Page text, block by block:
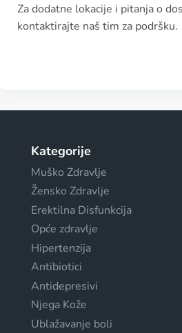
Za dodatne lokacije i pitanja o
kontaktirajte naš tim za podršku.
Kategorije
Muško Zdravlje
Žensko Zdravlje
Erektilna Disfunkcija
Opće zdravlje
Hipertenzija
Antibiotici
Antidepresivi
Njega Kože
Ublažavanje boli